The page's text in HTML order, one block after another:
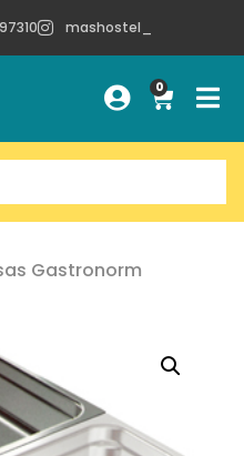
mashostel_
0
Gastronorm